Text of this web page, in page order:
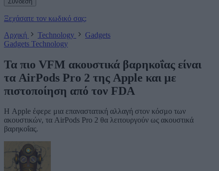
Ξεχάσατε τον κωδικό σας;
Αρχική
Technology
Gadgets
Gadgets Technology
Τα πιο VFM ακουστικά βαρηκοΐας είναι
τα AirPods Pro 2 της Apple και με
πιστοποίηση από τον FDA
Η Apple έφερε μια επαναστατική αλλαγή στον κόσμο των
ακουστικών, τα AirPods Pro 2 θα λειτουργούν ως ακουστικά
βαρηκοΐας.